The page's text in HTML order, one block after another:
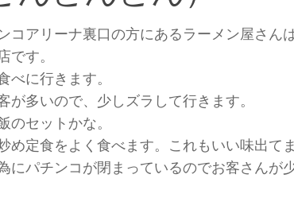
コアリーナ裏口の方にあるラーメン屋さん
す。
に行きます。
が多いので、少しズラして行きます。
のセットかな。
め定食をよく食べます。これもいい味出て
にパチンコが閉まっているのでお客さんが